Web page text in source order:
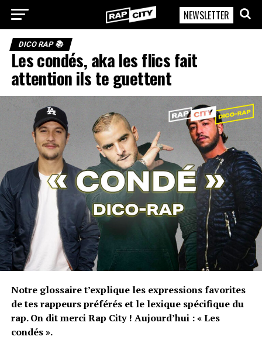
RapCity
NEWSLETTER
DICO RAP 📚
Les condés, aka les flics fait
attention ils te guettent
Notre glossaire t’explique les expressions favorites
de tes rappeurs préférés et le lexique spécifique du
rap. On dit merci Rap City ! Aujourd’hui : « Les
condés ».